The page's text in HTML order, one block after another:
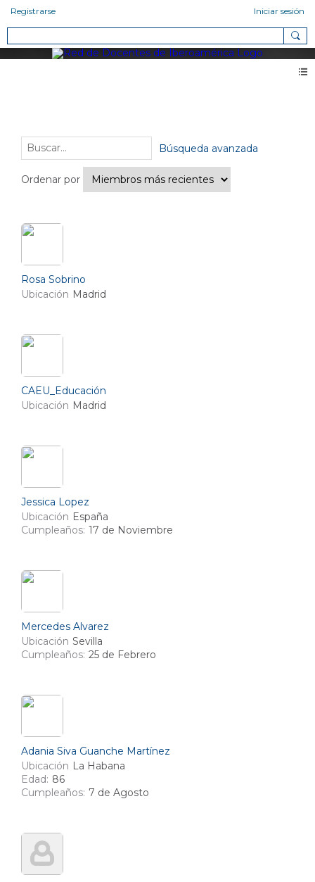
Registrarse Iniciar sesión
Ordenar por
Búsqueda avanzada
Rosa Sobrino
Ubicación Madrid
CAEU_Educación
Ubicación Madrid
Jessica Lopez
Ubicación España
Cumpleaños: 17 de Noviembre
Mercedes Alvarez
Ubicación Sevilla
Cumpleaños: 25 de Febrero
Adania Siva Guanche Martínez
Ubicación La Habana
Edad: 86
Cumpleaños: 7 de Agosto